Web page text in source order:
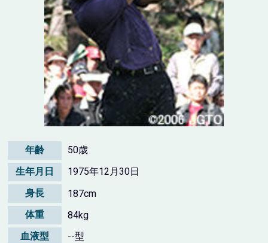
年齢
50歳
生年月日
1975年12月30日
身長
187cm
体重
84kg
血液型
--型